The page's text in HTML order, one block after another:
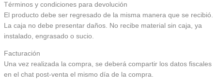
Términos y condiciones para devolución
El producto debe ser regresado de la misma manera que se recibió.
La caja no debe presentar daños. No recibe material sin caja, ya
instalado, engrasado o sucio.
Facturación
Una vez realizada la compra, se deberá compartir los datos fiscales
en el chat post-venta el mismo día de la compra.